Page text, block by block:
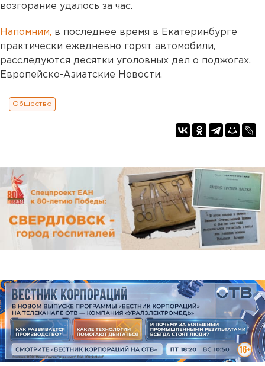
возгорание удалось за час.
Напомним, в последнее время в Екатеринбурге
практически ежедневно горят автомобили,
расследуются десятки уголовных дел о поджогах.
Европейско-Азиатские Новости.
Общество